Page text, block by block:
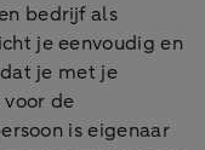
bedrijf als
je eenvoudig en
je met je
de
is eigenaar